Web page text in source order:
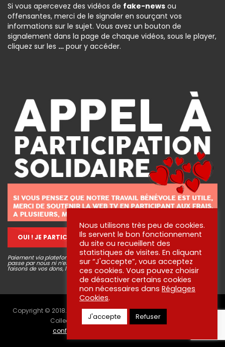
Si vous apercevez des vidéos de fake-news ou
offensantes, merci de le signaler en sourçant vos
informations sur le sujet. Vous avez un bouton de
signalement dans la page de chaque vidéos, sous le player,
cliquez sur les … pour y accéder.
OUI ! JE PARTICIPE !
Paiement via plateforme sécurisé STRIPE, aucune information bancaire ne
passe par nous ni n’est conservée. Pour en savoir plus sur ce que nous
faisons de vos dons, lisez nos engagements!
Copyright © 2018. Tous droits réservés aux créateurs des vidéos -
Collectif citoyens bénévoles ⎜Politique de
confidentialité
Nous utilisons très peu de cookies.
Ils servent le bon fonctionnement
du site ou recueillent des
statistiques de visites. En cliquant
sur “J'accepte”, vous acceptez
ces cookies. Vous pouvez choisir
de désactiver certains cookies
non nécessaires dans Réglages
Cookies.
J'accepte Refuser